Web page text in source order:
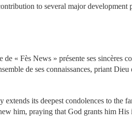
to several major development
« Fès News » présente ses sincères
de ses connaissances, priant Dieu
extends its deepest condolences to the
him, praying that God grants him